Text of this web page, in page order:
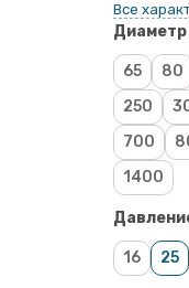
Все
Диаметр
65 80
250
700
1400
16 25